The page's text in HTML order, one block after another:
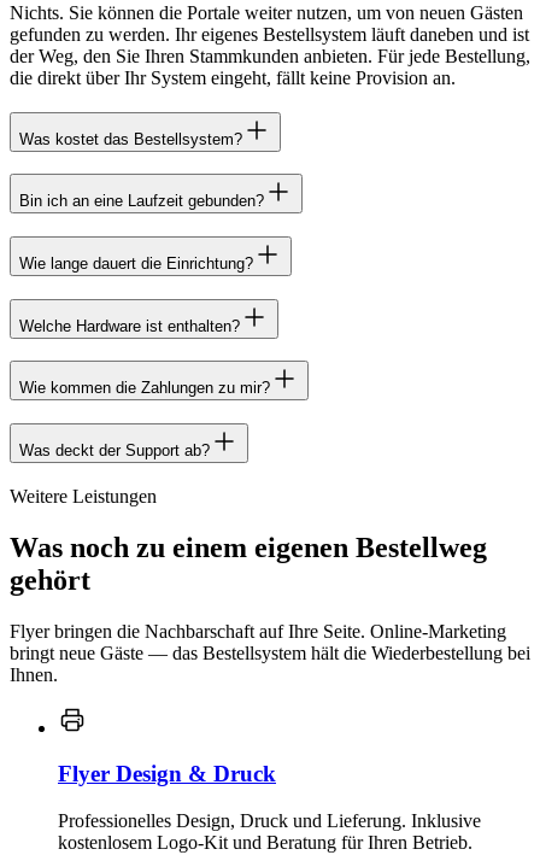
Nichts. Sie können die Portale weiter nutzen, um von neuen Gästen
gefunden zu werden. Ihr eigenes Bestellsystem läuft daneben und ist
der Weg, den Sie Ihren Stammkunden anbieten. Für jede Bestellung,
die direkt über Ihr System eingeht, fällt keine Provision an.
Was kostet das Bestellsystem?
Bin ich an eine Laufzeit gebunden?
Wie lange dauert die Einrichtung?
Welche Hardware ist enthalten?
Wie kommen die Zahlungen zu mir?
Was deckt der Support ab?
Weitere Leistungen
Was noch zu einem eigenen Bestellweg
gehört
Flyer bringen die Nachbarschaft auf Ihre Seite. Online-Marketing
bringt neue Gäste — das Bestellsystem hält die Wiederbestellung bei
Ihnen.
Flyer Design & Druck
Professionelles Design, Druck und Lieferung. Inklusive
kostenlosem Logo-Kit und Beratung für Ihren Betrieb.